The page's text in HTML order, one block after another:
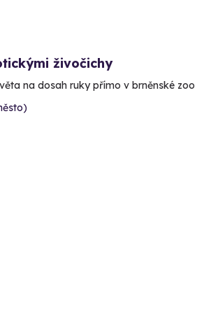
živočichy
na dosah ruky přímo v brněnské zoo